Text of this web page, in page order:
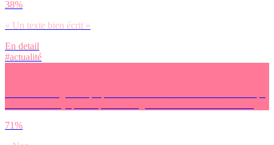
38%
« Un texte bien écrit »
En detail
#actualité
71%